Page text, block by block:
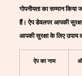
गोपनीयता का सम्मान
हैं। ऐप डेवलपर आपकी
आपकी सुरक्षा के लिए उपाय
ऐप का नाम